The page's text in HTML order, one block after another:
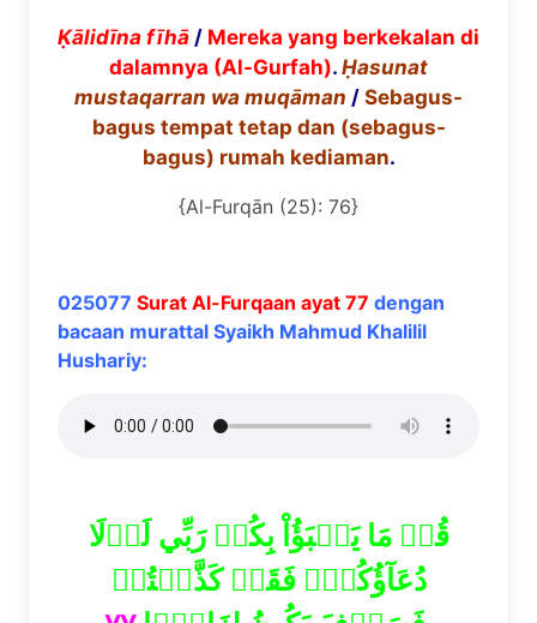
Ḳālidīna fīhā / Mereka yang berkekalan di
dalamnya (Al-Gurfah). Ḥasunat
mustaqarran wa muqāman / Sebagus-
bagus tempat tetap dan (sebagus-
bagus) rumah kediaman.
{Al-Furqān (25): 76}
025077 Surat Al-Furqaan ayat 77 dengan
bacaan murattal Syaikh Mahmud Khalilil
Hushariy:
قُلۡ مَا يَعۡبَؤُاْ بِكُمۡ رَبِّي لَوۡلَا
دُعَآؤُكُمۡۖ فَقَدۡ كَذَّبۡتُمۡ